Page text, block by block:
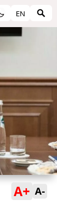
EN
A+ A-